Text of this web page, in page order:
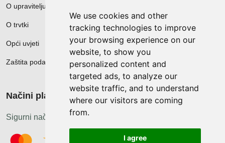
We use cookies and other
tracking technologies to improve
your browsing experience on our
website, to show you
personalized content and
targeted ads, to analyze our
website traffic, and to understand
where our visitors are coming
from.
I agree
O upravitelju web portala
O trvtki
Opći uvjeti
Zaštita podataka
Načini plačanja
Sigurni načini plaćanja